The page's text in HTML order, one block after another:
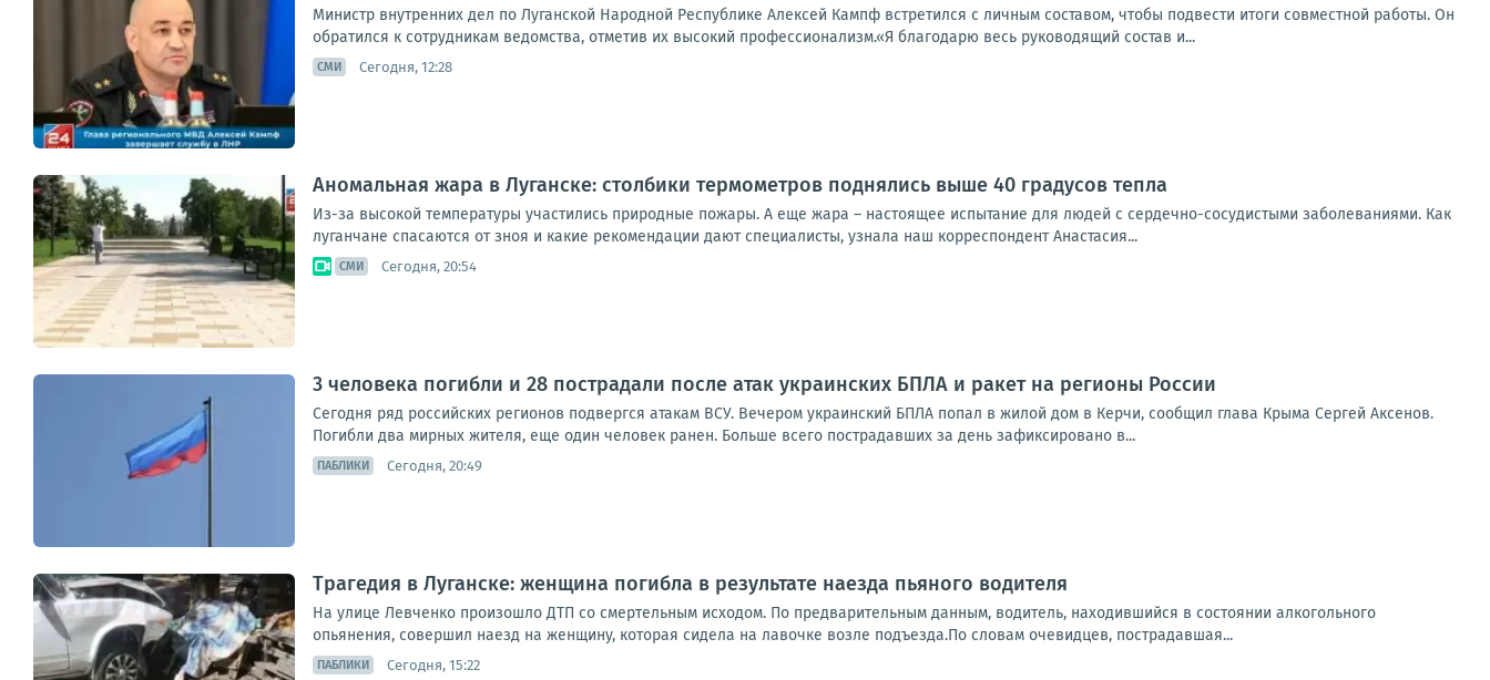
Министр внутренних дел по Луганской Народной Республике Алексей Кампф встретился с личным составом, чтобы подвести итоги совместной работы. Он
обратился к сотрудникам ведомства, отметив их высокий профессионализм.«Я благодарю весь руководящий состав и...
СМИ Сегодня, 12:28
Аномальная жара в Луганске: столбики термометров поднялись выше 40 градусов тепла
Из-за высокой температуры участились природные пожары. А еще жара – настоящее испытание для людей с сердечно-сосудистыми заболеваниями. Как
луганчане спасаются от зноя и какие рекомендации дают специалисты, узнала наш корреспондент Анастасия...
СМИ Сегодня, 20:54
3 человека погибли и 28 пострадали после атак украинских БПЛА и ракет на регионы России
Сегодня ряд российских регионов подвергся атакам ВСУ. Вечером украинский БПЛА попал в жилой дом в Керчи, сообщил глава Крыма Сергей Аксенов.
Погибли два мирных жителя, еще один человек ранен. Больше всего пострадавших за день зафиксировано в...
ПАБЛИКИ Сегодня, 20:49
Трагедия в Луганске: женщина погибла в результате наезда пьяного водителя
На улице Левченко произошло ДТП со смертельным исходом. По предварительным данным, водитель, находившийся в состоянии алкогольного
опьянения, совершил наезд на женщину, которая сидела на лавочке возле подъезда.По словам очевидцев, пострадавшая...
ПАБЛИКИ Сегодня, 15:22